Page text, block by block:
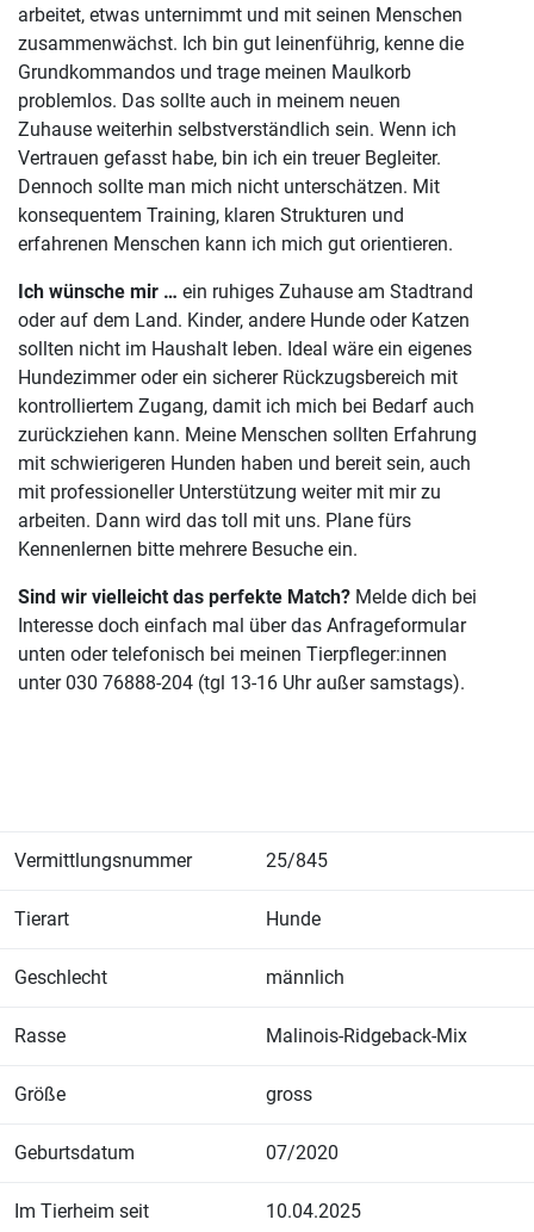
arbeitet, etwas unternimmt und mit seinen Menschen
zusammenwächst. Ich bin gut leinenführig, kenne die
Grundkommandos und trage meinen Maulkorb
problemlos. Das sollte auch in meinem neuen
Zuhause weiterhin selbstverständlich sein. Wenn ich
Vertrauen gefasst habe, bin ich ein treuer Begleiter.
Dennoch sollte man mich nicht unterschätzen. Mit
konsequentem Training, klaren Strukturen und
erfahrenen Menschen kann ich mich gut orientieren.
Ich wünsche mir … ein ruhiges Zuhause am Stadtrand
oder auf dem Land. Kinder, andere Hunde oder Katzen
sollten nicht im Haushalt leben. Ideal wäre ein eigenes
Hundezimmer oder ein sicherer Rückzugsbereich mit
kontrolliertem Zugang, damit ich mich bei Bedarf auch
zurückziehen kann. Meine Menschen sollten Erfahrung
mit schwierigeren Hunden haben und bereit sein, auch
mit professioneller Unterstützung weiter mit mir zu
arbeiten. Dann wird das toll mit uns. Plane fürs
Kennenlernen bitte mehrere Besuche ein.
Sind wir vielleicht das perfekte Match? Melde dich bei
Interesse doch einfach mal über das Anfrageformular
unten oder telefonisch bei meinen Tierpfleger:innen
unter 030 76888-204 (tgl 13-16 Uhr außer samstags).
Vermittlungsnummer 25/845
Tierart Hunde
Geschlecht männlich
Rasse Malinois-Ridgeback-Mix
Größe gross
Geburtsdatum 07/2020
Im Tierheim seit 10.04.2025